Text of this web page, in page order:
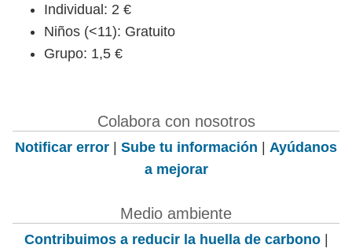
Individual: 2 €
Niños (<11): Gratuito
Grupo: 1,5 €
Colabora con nosotros
Notificar error | Sube tu información | Ayúdanos
a mejorar
Medio ambiente
Contribuimos a reducir la huella de carbono|